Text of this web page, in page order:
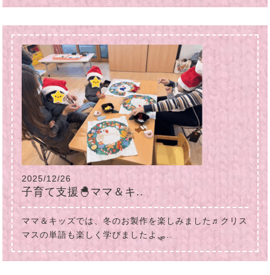
2025/12/26
子育て支援🐣ママ＆キ..
ママ＆キッズでは、冬のお製作を楽しみました♬クリス
マスの単語も楽しく学びましたよ🛷..